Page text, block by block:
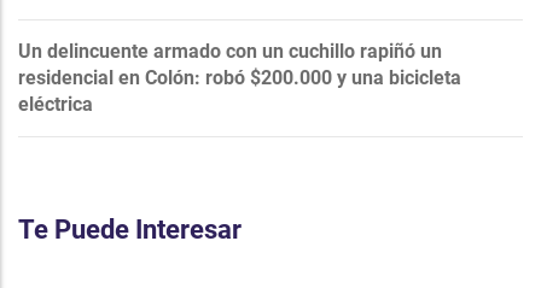
Un delincuente armado con un cuchillo rapiñó un
residencial en Colón: robó $200.000 y una bicicleta
eléctrica
Te Puede Interesar